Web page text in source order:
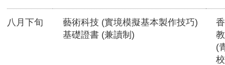
八月下旬
藝術科技 (實境模擬基本製作技巧)
基礎證書 (兼讀制)
(